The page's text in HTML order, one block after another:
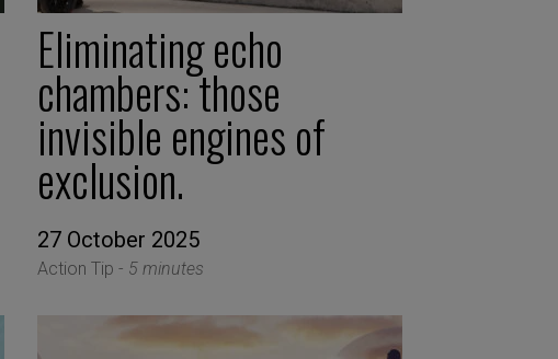
Eliminating echo
chambers: those
invisible engines of
exclusion.
27 October 2025
Action Tip - 5 minutes